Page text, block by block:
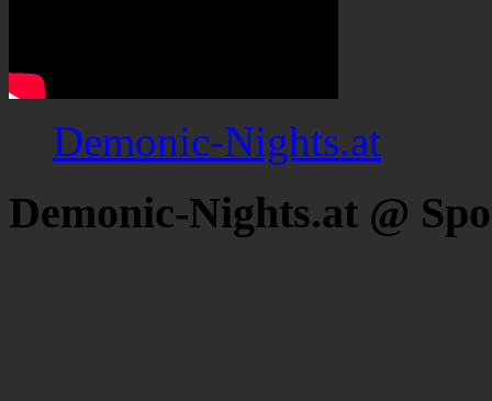
Demonic-Nights.at
Demonic-Nights.at @